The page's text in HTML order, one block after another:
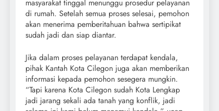
masyarakat tinggal menunggu prosedur pelayanan
di rumah. Setelah semua proses selesai, pemohon
akan menerima pemberitahuan bahwa sertipikat
sudah jadi dan siap diantar.
Jika dalam proses pelayanan terdapat kendala,
pihak Kantah Kota Cilegon juga akan memberikan
informasi kepada pemohon sesegera mungkin.
“Tapi karena Kota Cilegon sudah Kota Lengkap
jadi jarang sekali ada tanah yang konflik, jadi